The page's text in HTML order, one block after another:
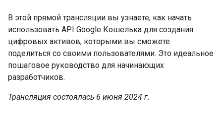
В этой прямой трансляции вы узнаете, как начать
использовать API Google Кошелька для создания
цифровых активов, которыми вы сможете
поделиться со своими пользователями. Это идеальное
пошаговое руководство для начинающих
разработчиков.
Трансляция состоялась 6 июня 2024 г.